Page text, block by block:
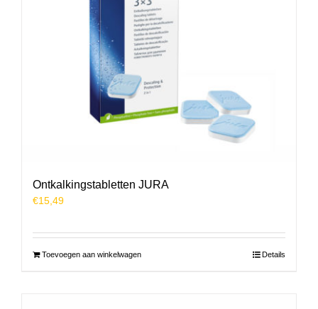
Ontkalkingstabletten JURA
€15,49
Toevoegen aan winkelwagen Details